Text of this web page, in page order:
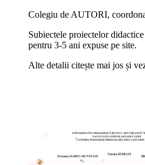
Colegiu de AUTORI,
Subiectele proiectelor
pentru 3-5 ani expuse pe site.
Alte detalii citește mai jos și